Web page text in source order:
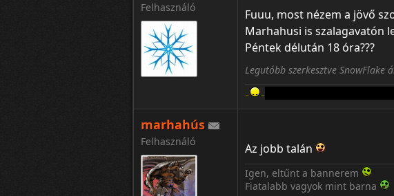
Felhasználó
Fuuu, most nézem a jövő
Marhahusi is szalagavatón
Péntek délután 18 óra???
Legutóbb szerkesztve SnowFlake
marhahús
Felhasználó
Az jobb talán
Igen, eltűnt a bannerem
Fiatalabb vagyok mint barna